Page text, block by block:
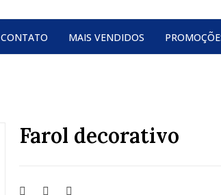
CONTATO MAIS VENDIDOS
Farol decorativo